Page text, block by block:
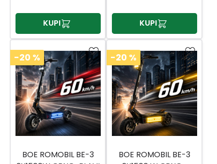
KUPI KUPI
-20 %
BOE ROMOBIL BE-3
-20 %
BOE ROMOBIL BE-3